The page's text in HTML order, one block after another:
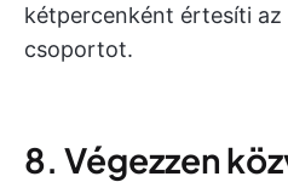
kétpercenként értesíti
csoportot.
8. Végezzen